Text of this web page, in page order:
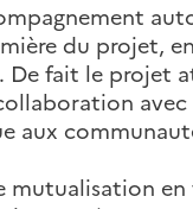
du projet,
fait le projet
avec
aux
mutualisation